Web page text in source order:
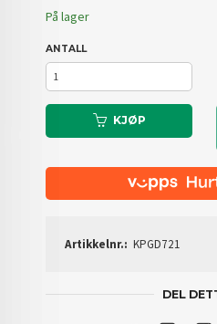
På lager
ANTALL
KJØP
Artikkelnr.: KPGD721
DEL